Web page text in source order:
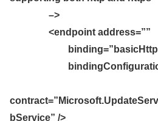
–>
<endpoint address=””
bService” />